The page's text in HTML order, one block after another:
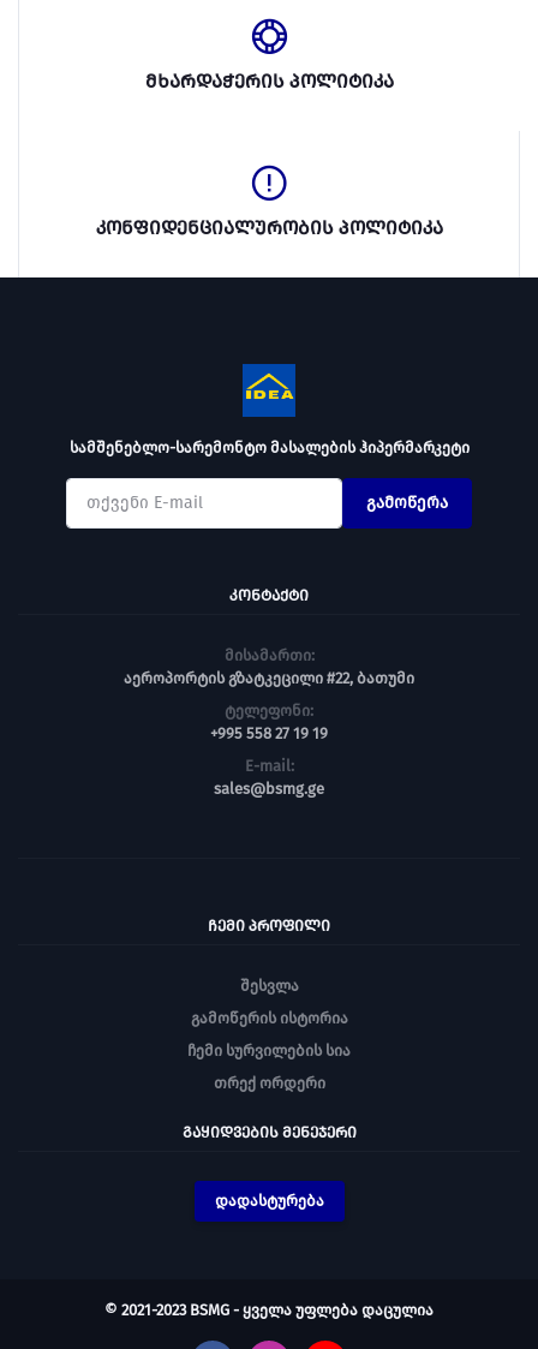
მხარდაჭერის პოლიტიკა
კონფიდენციალურობის პოლიტიკა
სამშენებლო-სარემონტო მასალების ჰიპერმარკეტი
გამოწერა
ᲙᲝᲜᲢᲐᲥᲢᲘ
მისამართი:
აეროპორტის გზატკეცილი #22, ბათუმი
ტელეფონი:
+995 558 27 19 19
E-mail:
sales@bsmg.ge
ᲩᲔᲛᲘ ᲞᲠᲝᲤᲘᲚᲘ
შესვლა
გამოწერის ისტორია
ჩემი სურვილების სია
თრექ ორდერი
ᲒᲐᲧᲘᲓᲕᲔᲑᲘᲡ ᲛᲔᲜᲔᲯᲔᲠᲘ
დადასტურება
© 2021-2023 BSMG - ყველა უფლება დაცულია